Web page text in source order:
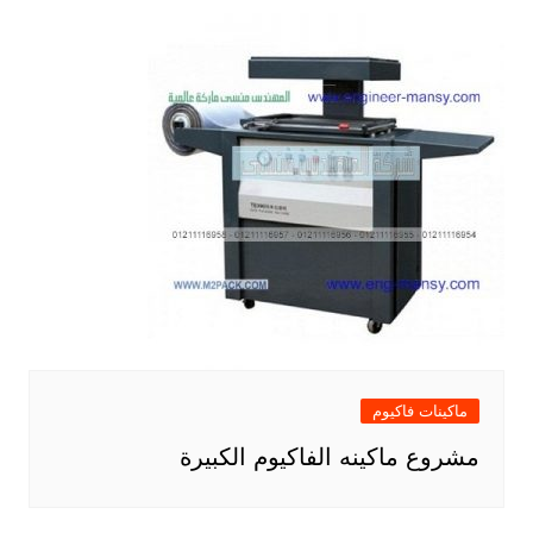
ماكينات فاكيوم
مشروع ماكينه الفاكيوم الكبيرة